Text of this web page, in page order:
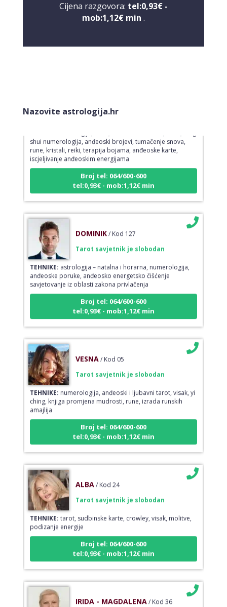
Cijena razgovora: tel:0,93€ -
mob:1,12€ min .
Nazovite astrologija.hrTarot savjetnik je slobodan
shui numerologija, anđeoski brojevi, tumačenje snova,
rune, kristali, reiki, terapija bojama, anđeoske karte,
iscjeljivanje anđeoskim energijama
Broj tel: 064/600-600
tel:0,93€ - mob:1,12€ min
DOMINIK / Kod 127
Tarot savjetnik je slobodan
TEHNIKE:astrologija – natalna i horarna, numerologija,
anđeoske poruke, anđeosko energetsko čišćenje
savjetovanje iz oblasti zakona privlačenja
Broj tel: 064/600-600
tel:0,93€ - mob:1,12€ min
VESNA / Kod 05
Tarot savjetnik je slobodan
TEHNIKE:numerologija, anđeoski i ljubavni tarot, visak, yi
ching, knjiga promjena mudrosti, rune, izrada runskih
amajlija
Broj tel: 064/600-600
tel:0,93€ - mob:1,12€ min
ALBA / Kod 24
Tarot savjetnik je slobodan
TEHNIKE:tarot, sudbinske karte, crowley, visak, molitve,
podizanje energije
Broj tel: 064/600-600
tel:0,93€ - mob:1,12€ min
IRIDA - MAGDALENA / Kod 36